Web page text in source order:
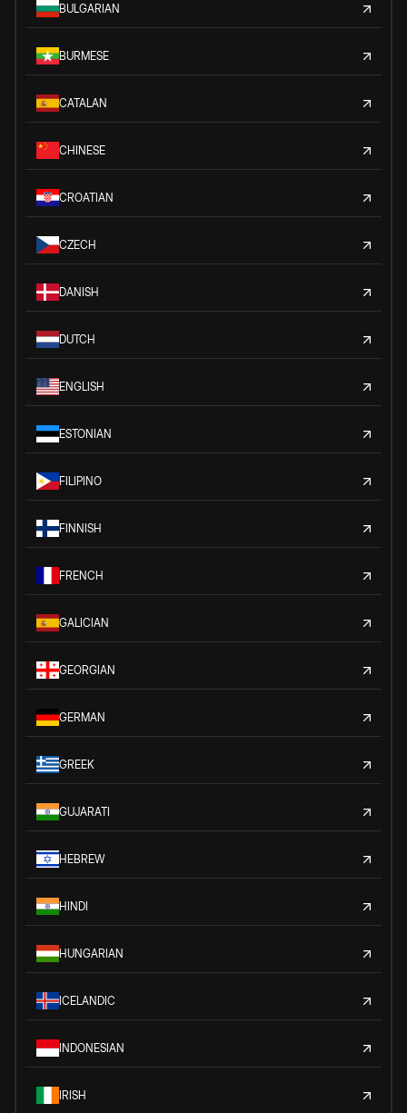
BULGARIAN
BURMESE
CATALAN
CHINESE
CROATIAN
CZECH
DANISH
DUTCH
ENGLISH
ESTONIAN
FILIPINO
FINNISH
FRENCH
GALICIAN
GEORGIAN
GERMAN
GREEK
GUJARATI
HEBREW
HINDI
HUNGARIAN
ICELANDIC
INDONESIAN
IRISH